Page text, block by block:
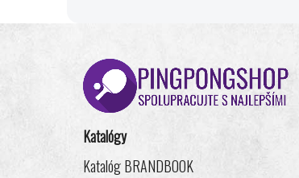
Katalógy
Katalóg BRANDBOOK